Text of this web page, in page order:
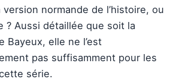
normande de l’histoire, ou
? Aussi détaillée que soit la
Bayeux, elle ne l’est
pas suffisamment pour les
série.